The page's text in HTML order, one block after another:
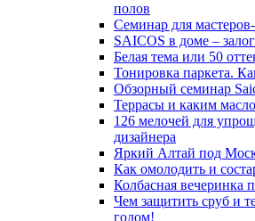
полов
Семинар для
SAICOS в доме –
Белая тема или 50
Тонировка паркета.
Обзорный семинар
Террасы и каким
126 мелочей для
дизайнера
Яркий Алтай под
Как омолодить и
Колбасная вечеринка
Чем защитить сруб и
годом!